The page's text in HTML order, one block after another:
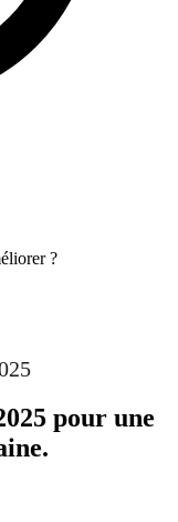
?
pour une